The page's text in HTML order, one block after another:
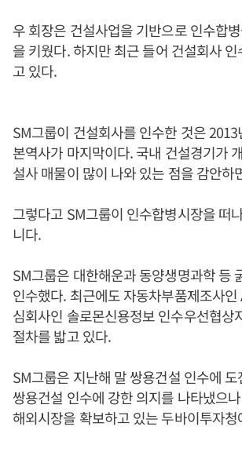
우 회장은 건설사업을 기반으로 인수합
을 키웠다. 하지만 최근 들어 건설회사
고 있다.
SM그룹이 건설회사를 인수한 것은
본역사가 마지막이다. 국내 건설경기가
설사 매물이 많이 나와 있는 점을 감안하
그렇다고 SM그룹이 인수합병시장을 떠
니다.
SM그룹은 대한해운과 동양생명과학 등
인수했다. 최근에도 자동차부품제조사
심회사인 솔로몬신용정보 인수우선협상
절차를 밟고 있다.
SM그룹은 지난해 말 쌍용건설 인수에
쌍용건설 인수에 강한 의지를 나타냈으
해외시장을 확보하고 있는 두바이투자